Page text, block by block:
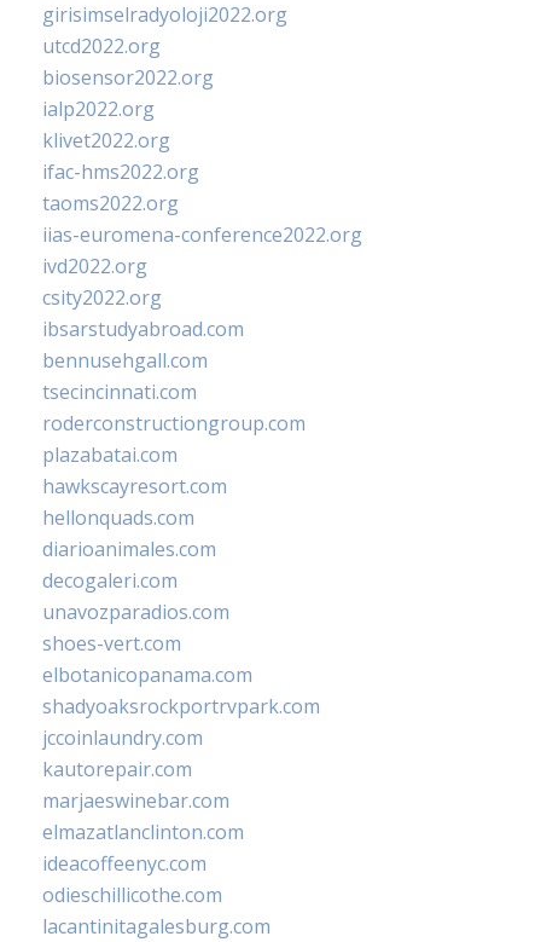
girisimselradyoloji2022.org
utcd2022.org
biosensor2022.org
ialp2022.org
klivet2022.org
ifac-hms2022.org
taoms2022.org
iias-euromena-conference2022.org
ivd2022.org
csity2022.org
ibsarstudyabroad.com
bennusehgall.com
tsecincinnati.com
roderconstructiongroup.com
plazabatai.com
hawkscayresort.com
hellonquads.com
diarioanimales.com
decogaleri.com
unavozparadios.com
shoes-vert.com
elbotanicopanama.com
shadyoaksrockportrvpark.com
jccoinlaundry.com
kautorepair.com
marjaeswinebar.com
elmazatlanclinton.com
ideacoffeenyc.com
odieschillicothe.com
lacantinitagalesburg.com